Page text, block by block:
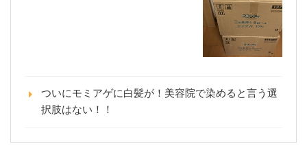
ついにモミアゲに白髪が！美容院で染めると言う選
択肢はない！！